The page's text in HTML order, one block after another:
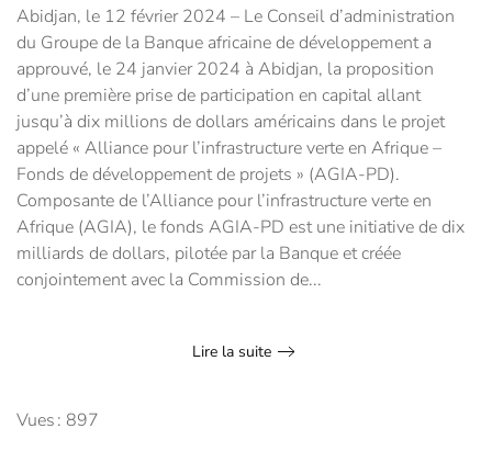
Abidjan, le 12 février 2024 – Le Conseil d’administration
du Groupe de la Banque africaine de développement a
approuvé, le 24 janvier 2024 à Abidjan, la proposition
d’une première prise de participation en capital allant
jusqu’à dix millions de dollars américains dans le projet
appelé « Alliance pour l’infrastructure verte en Afrique –
Fonds de développement de projets » (AGIA-PD).
Composante de l’Alliance pour l’infrastructure verte en
Afrique (AGIA), le fonds AGIA-PD est une initiative de dix
milliards de dollars, pilotée par la Banque et créée
conjointement avec la Commission de...
Lire la suite
Vues : 897